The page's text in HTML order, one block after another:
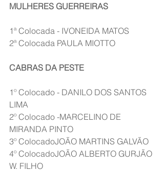
MULHERES GUERREIRAS
1ª Colocada - IVONEIDA MATOS
2ª Colocada PAULA MIOTTO
CABRAS DA PESTE
1º Colocado - DANILO DOS SANTOS
LIMA
2º Colocado -MARCELINO DE
MIRANDA PINTO
3º ColocadoJOÃO MARTINS GALVÃO
4º ColocadoJOÃO ALBERTO GURJÃO
W. FILHO